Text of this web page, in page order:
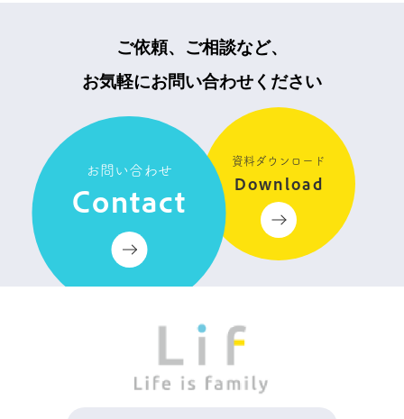
ご依頼、ご相談など、
お気軽にお問い合わせください
お問い合わせ
Contact
資料ダウンロード
Download